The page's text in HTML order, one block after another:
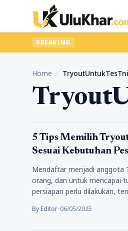
BREAKING
Home / TryoutUntukTesTni
Pendidikan
5 Tips Memilih
Sesuai Kebutuhan
Mendaftar menjadi anggota
orang, dan untuk mencapai
persiapan perlu dilakukan,
By Editor•06/05/2025